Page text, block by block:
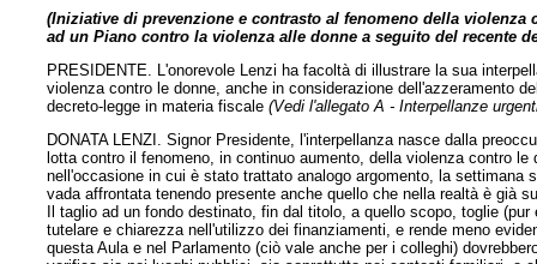
(Iniziative di prevenzione e contrasto al fenomeno della
ad un Piano contro la violenza alle donne a seguito del recente
PRESIDENTE. L'onorevole Lenzi ha facoltà di illustrare la sua
violenza contro le donne, anche in considerazione dell'azzeramento
decreto-legge in materia fiscale(Vedi l'allegato A - Interpellanze
DONATA LENZI. Signor Presidente, l'interpellanza nasce dalla
lotta contro il fenomeno, in continuo aumento, della violenza contro
nell'occasione in cui è stato trattato analogo argomento, la
vada affrontata tenendo presente anche quello che nella realtà è già
Il taglio ad un fondo destinato, fin dal titolo, a quello scopo, toglie
tutelare e chiarezza nell'utilizzo dei finanziamenti, e rende meno
questa Aula e nel Parlamento (ciò vale anche per i colleghi)